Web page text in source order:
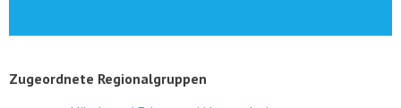
Zugeordnete Regionalgruppen